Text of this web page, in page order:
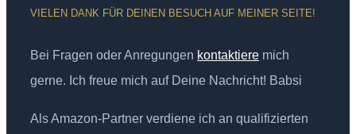
VIELEN DANK FÜR DEINEN BESUCH AUF MEINER SEITE!
Bei Fragen oder Anregungen kontaktiere mich
gerne. Ich freue mich auf Deine Nachricht! Babsi
Als Amazon-Partner verdiene ich an qualifizierten